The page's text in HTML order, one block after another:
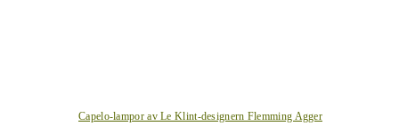
Capelo-lampor av Le Klint-designern Flemming Agger